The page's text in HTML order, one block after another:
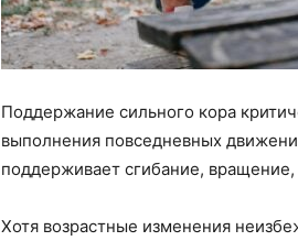
Поддержание сильного кора
выполнения повседневных
поддерживает сгибание,
Хотя возрастные изменения